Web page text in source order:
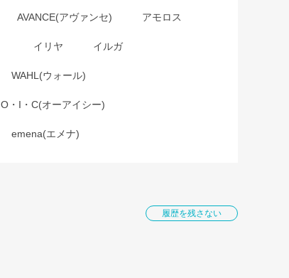
AVANCE(アヴァンセ) アモロス
イリヤ イルガ
WAHL(ウォール)
O・I・C(オーアイシー)
emena(エメナ)
履歴を残さない